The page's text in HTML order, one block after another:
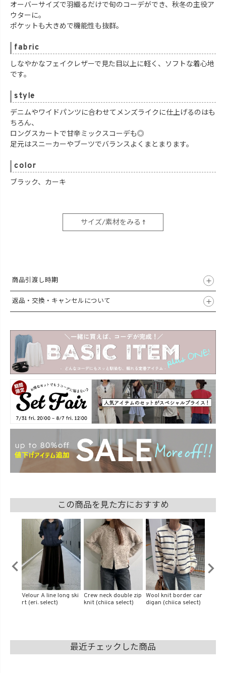
オーバーサイズで羽織るだけで旬のコーデができ、秋冬の主役ア
ウターに。
ポケットも大きめで機能性も抜群。
fabric
しなやかなフェイクレザーで見た目以上に軽く、ソフトな着心地
です。
style
デニムやワイドパンツに合わせてメンズライクに仕上げるのはも
ちろん、
ロングスカートで甘辛ミックスコーデも◎
足元はスニーカーやブーツでバランスよくまとまります。
color
ブラック、カーキ
サイズ/素材をみる ↑
商品引渡し時期
返品・交換・キャンセルについて
この商品を見た方におすすめ
Velour A line long ski
rt (eri. select)
Crew neck double zip
knit (chiica select)
Wool knit border car
digan (chiica select)
最近チェックした商品